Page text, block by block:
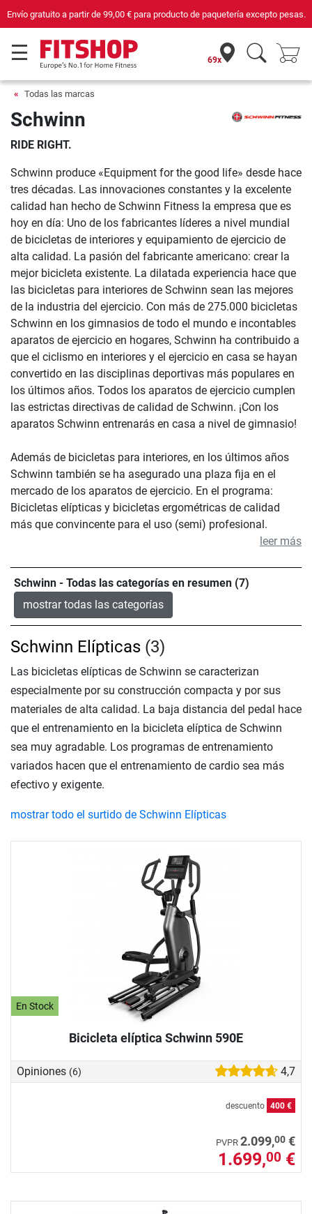
Compra con seguridad en Fitshop, comercio con sello de Confianza Online.
69x
Todas las marcas
Schwinn
RIDE RIGHT.
Schwinn produce «Equipment for the good life» desde hace
tres décadas. Las innovaciones constantes y la excelente
calidad han hecho de Schwinn Fitness la empresa que es
hoy en día: Uno de los fabricantes líderes a nivel mundial
de bicicletas de interiores y equipamiento de ejercicio de
alta calidad. La pasión del fabricante americano: crear la
mejor bicicleta existente. La dilatada experiencia hace que
las bicicletas para interiores de Schwinn sean las mejores
de la industria del ejercicio. Con más de 275.000 bicicletas
Schwinn en los gimnasios de todo el mundo e incontables
aparatos de ejercicio en hogares, Schwinn ha contribuido a
que el ciclismo en interiores y el ejercicio en casa se hayan
convertido en las disciplinas deportivas más populares en
los últimos años. Todos los aparatos de ejercicio cumplen
las estrictas directivas de calidad de Schwinn. ¡Con los
aparatos Schwinn entrenarás en casa a nivel de gimnasio!
Además de bicicletas para interiores, en los últimos años
Schwinn también se ha asegurado una plaza fija en el
mercado de los aparatos de ejercicio. En el programa:
Bicicletas elípticas y bicicletas ergométricas de calidad
más que convincente para el uso (semi) profesional.
leer más
Schwinn - Todas las categorías en resumen (7)
mostrar todas las categorías
En Stock
Bicicleta elíptica Schwinn 590E
Opiniones (6) 4,7
descuento 400 €
PVPR 2.099,00 €
1.699,00 €
Schwinn Elípticas (3)
Las bicicletas elípticas de Schwinn se caracterizan
especialmente por su construcción compacta y por sus
materiales de alta calidad. La baja distancia del pedal hace
que el entrenamiento en la bicicleta elíptica de Schwinn
sea muy agradable. Los programas de entrenamiento
variados hacen que el entrenamiento de cardio sea más
efectivo y exigente.
mostrar todo el surtido de Schwinn Elípticas